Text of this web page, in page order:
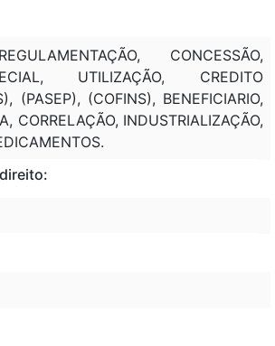
CONCESSÃO,
UTILIZAÇÃO, CREDITO
(PASEP), (COFINS), BENEFICIARIO,
CORRELAÇÃO, INDUSTRIALIZAÇÃO,